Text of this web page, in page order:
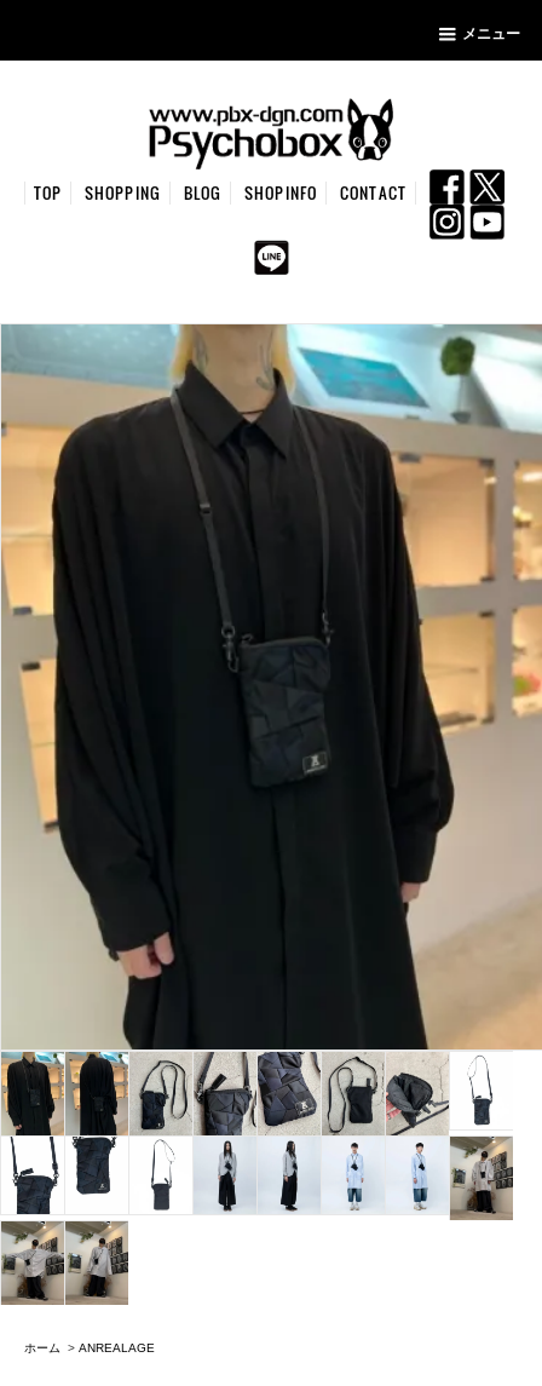
メニュー
TOP SHOPPING BLOG SHOPINFO CONTACT
ホーム > ANREALAGE